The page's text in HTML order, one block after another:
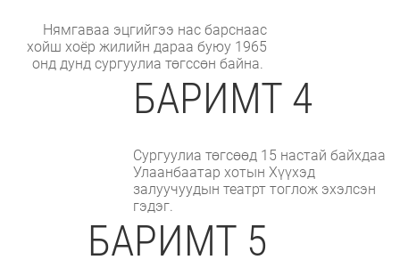
Нямгаваа эцгийгээ нас барснаас
хойш хоёр жилийн дараа буюу 1965
онд дунд сургуулиа төгссөн байна.
БАРИМТ 4
Сургуулиа төгсөөд 15 настай байхдаа
Улаанбаатар хотын Хүүхэд
залуучуудын театрт тоглож эхэлсэн
гэдэг.
БАРИМТ 5